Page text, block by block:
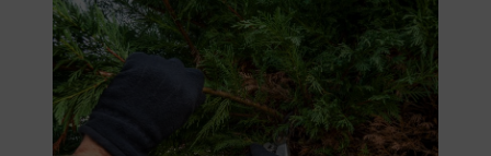
La cura delle siepi include la potatura dei nuovi germogli.